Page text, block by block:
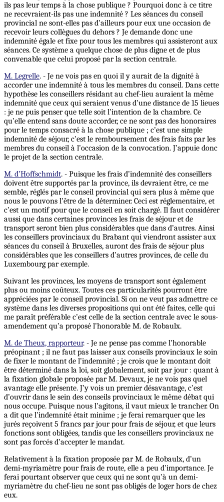
ils pas leur temps à la chose publique ? Pourquoi donc à ce titre
ne recevraient-ils pas une indemnité ? Les séances du conseil
provincial ne sont-elles pas d’ailleurs pour eux une occasion de
recevoir leurs collègues du dehors ? Je demande donc une
indemnité égale et fixe pour tous les membres qui assisteront aux
séances. Ce système a quelque chose de plus digne et de plus
convenable que celui proposé par la section centrale.
M. Legrelle. - Je ne vois pas en quoi il y aurait de la dignité à
accorder une indemnité à tous les membres du conseil. Dans cette
hypothèse les conseillers résidant au chef-lieu auraient la même
indemnité que ceux qui seraient venus d’une distance de 15 lieues
: je ne puis penser que telle soit l’intention de la chambre. Ce
qu’elle entend sans doute accorder, ce ne sont pas des honoraires
pour le temps consacré à la chose publique ; c’est une simple
indemnité de séjour, c’est le remboursement des frais faits par les
membres du conseil à l’occasion de la convocation. J’appuie donc
le projet de la section centrale.
M. d’Hoffschmidt. - Puisque les frais d’indemnité des conseillers
doivent être supportés par la province, ils devraient être, ce me
semble, réglés par le conseil provincial qui sera plus à même que
nous le pouvons l’être de la déterminer. Ceci est réglementaire, et
c’est un motif pour que le conseil en soit chargé. Il faut considérer
aussi que dans certaines provinces les frais de séjour et de
transport seront bien plus considérables que dans d’autres. Ainsi
les conseillers provinciaux du Brabant qui viendront assister aux
séances du conseil à Bruxelles, auront des frais de séjour plus
considérables que les conseillers d’autres provinces, de celle du
Luxembourg par exemple.
Suivant les provinces, les moyens de transport sont également
plus ou moins coûteux. Toutes ces particularités pourront être
appréciées par le conseil provincial. Si on ne veut pas admettre ce
système dans les diverses propositions qui ont été faites, celle qui
me paraît préférable c’est celle de la section centrale avec le sous-
amendement qu’a proposé l’honorable M. de Robaulx.
M. de Theux, rapporteur. - Je ne pense pas comme l’honorable
préopinant ; il ne faut pas laisser aux conseils provinciaux le soin
de fixer le montant de l’indemnité ; je crois que le montant doit
être déterminé dans la loi, soit globalement, soit par jour : quant à
la fixation globale proposée par M. Devaux, je ne vois pas quel
avantage elle présente. J’y vois un premier désavantage, c’est
d’ouvrir dans le sein des conseils provinciaux le même débat qui
nous occupe. Puisque nous l’agitons, il vaut mieux le trancher. On
a dit que l’indemnité était minime ; je ferai remarquer que les
jurés reçoivent 5 francs par jour pour frais de séjour, et que leurs
fonctions sont obligées, tandis que les conseillers provinciaux ne
sont pas forcés d’accepter le mandat.
Relativement à la fixation proposée par M. de Robaulx, d’un
demi-myriamètre pour frais de route, elle a peu d’importance. Je
ferai pourtant observer que ceux qui ne sont qu’à un demi-
myriamètre du chef-lieu ne sont pas obligés de loger hors de chez
eux.